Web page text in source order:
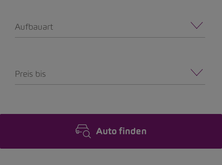
Aufbauart
Preis bis
Auto finden